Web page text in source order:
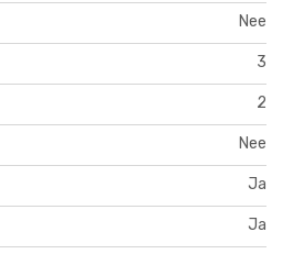
Nee
3
2
Nee
Ja
Ja